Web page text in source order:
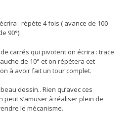
: répète 4 fois ( avance de 100
90°).
carrés qui pivotent on écrira : trace
de 10° et on répétera cet
à avoir fait un tour complet.
dessin.. Rien qu’avec ces
peut s’amuser à réaliser plein de
le mécanisme.